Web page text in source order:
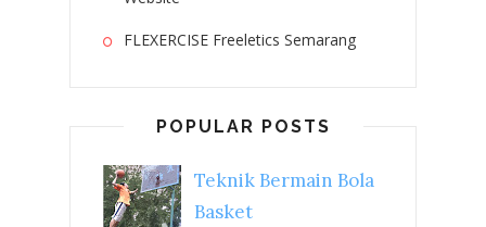
FLEXERCISE Freeletics Semarang
POPULAR POSTS
Teknik Bermain Bola
Basket